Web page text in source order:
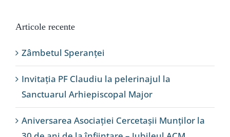
Articole recente
Zâmbetul Speranței
Invitația PF Claudiu la pelerinajul la
Sanctuarul Arhiepiscopal Major
Aniversarea Asociației Cercetașii Munților la